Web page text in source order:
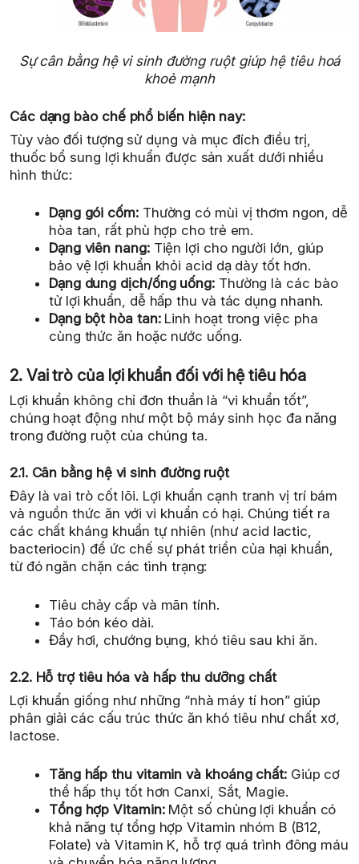
Sự cân bằng hệ vi sinh đường ruột giúp hệ tiêu hoá
khoẻ mạnh
Các dạng bào chế phổ biến hiện nay:
Tùy vào đối tượng sử dụng và mục đích điều trị,
thuốc bổ sung lợi khuẩn được sản xuất dưới nhiều
hình thức:
Dạng gói cốm:Thường có mùi vị thơm ngon, dễ
hòa tan, rất phù hợp cho trẻ em.
Dạng viên nang:Tiện lợi cho người lớn, giúp
bảo vệ lợi khuẩn khỏi acid dạ dày tốt hơn.
Dạng dung dịch/ống uống:Thường là các bào
tử lợi khuẩn, dễ hấp thu và tác dụng nhanh.
Dạng bột hòa tan:Linh hoạt trong việc pha
cùng thức ăn hoặc nước uống.
2. Vai trò của lợi khuẩn đối với hệ tiêu hóa
Lợi khuẩn không chỉ đơn thuần là “vi khuẩn tốt”,
chúng hoạt động như một bộ máy sinh học đa năng
trong đường ruột của chúng ta.
2.1. Cân bằng hệ vi sinh đường ruột
Đây là vai trò cốt lõi. Lợi khuẩn cạnh tranh vị trí bám
và nguồn thức ăn với vi khuẩn có hại. Chúng tiết ra
các chất kháng khuẩn tự nhiên (như acid lactic,
bacteriocin) để ức chế sự phát triển của hại khuẩn,
từ đó ngăn chặn các tình trạng:
Tiêu chảy cấp và mãn tính.
Táo bón kéo dài.
Đầy hơi, chướng bụng, khó tiêu sau khi ăn.
2.2. Hỗ trợ tiêu hóa và hấp thu dưỡng chất
Lợi khuẩn giống như những “nhà máy tí hon” giúp
phân giải các cấu trúc thức ăn khó tiêu như chất xơ,
lactose.
Tăng hấp thu vitamin và khoáng chất:Giúp cơ
thể hấp thụ tốt hơn Canxi, Sắt, Magie.
Tổng hợp Vitamin:Một số chủng lợi khuẩn có
khả năng tự tổng hợp Vitamin nhóm B (B12,
Folate) và Vitamin K, hỗ trợ quá trình đông máu